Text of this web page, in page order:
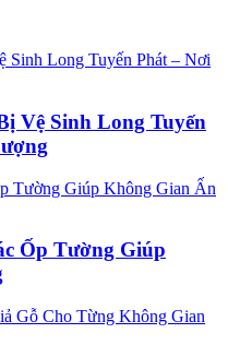
Vệ Sinh Long Tuyến
Ốp Tường Giúp